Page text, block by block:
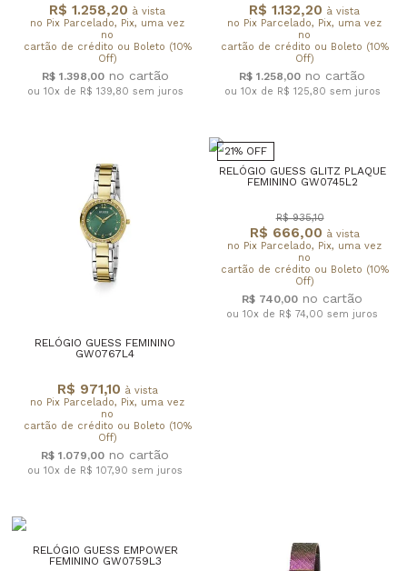
R$ 1.258,20 à vista
no Pix Parcelado, Pix, uma vez
no
cartão de crédito ou Boleto (10%
Off)
R$ 1.398,00
ou 10x de R$ 139,80 sem juros
R$ 1.132,20 à vista
no Pix Parcelado, Pix, uma vez
no
cartão de crédito ou Boleto (10%
Off)
R$ 1.258,00
ou 10x de R$ 125,80 sem juros
RELÓGIO GUESS FEMININO
GW0767L4
R$ 971,10 à vista
no Pix Parcelado, Pix, uma vez
no
cartão de crédito ou Boleto (10%
Off)
R$ 1.079,00
ou 10x de R$ 107,90 sem juros
21% OFF
RELÓGIO GUESS GLITZ PLAQUE
FEMININO GW0745L2
R$ 666,00 à vista
no Pix Parcelado, Pix, uma vez
no
cartão de crédito ou Boleto (10%
Off)
R$ 935,10
R$ 740,00
ou 10x de R$ 74,00 sem juros
RELÓGIO GUESS EMPOWER
FEMININO GW0759L3